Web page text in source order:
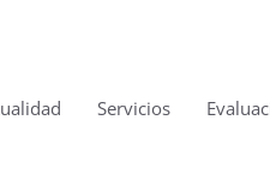
Servicios